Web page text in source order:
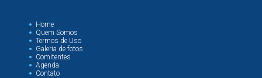
Home
Quem Somos
Termos de Uso
Galeria de fotos
Comitentes
Agenda
Contato